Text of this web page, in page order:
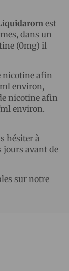
est
dans un
(0mg) il
nicotine afin
environ,
nicotine afin
environ.
hésiter à
jours avant de
sur notre